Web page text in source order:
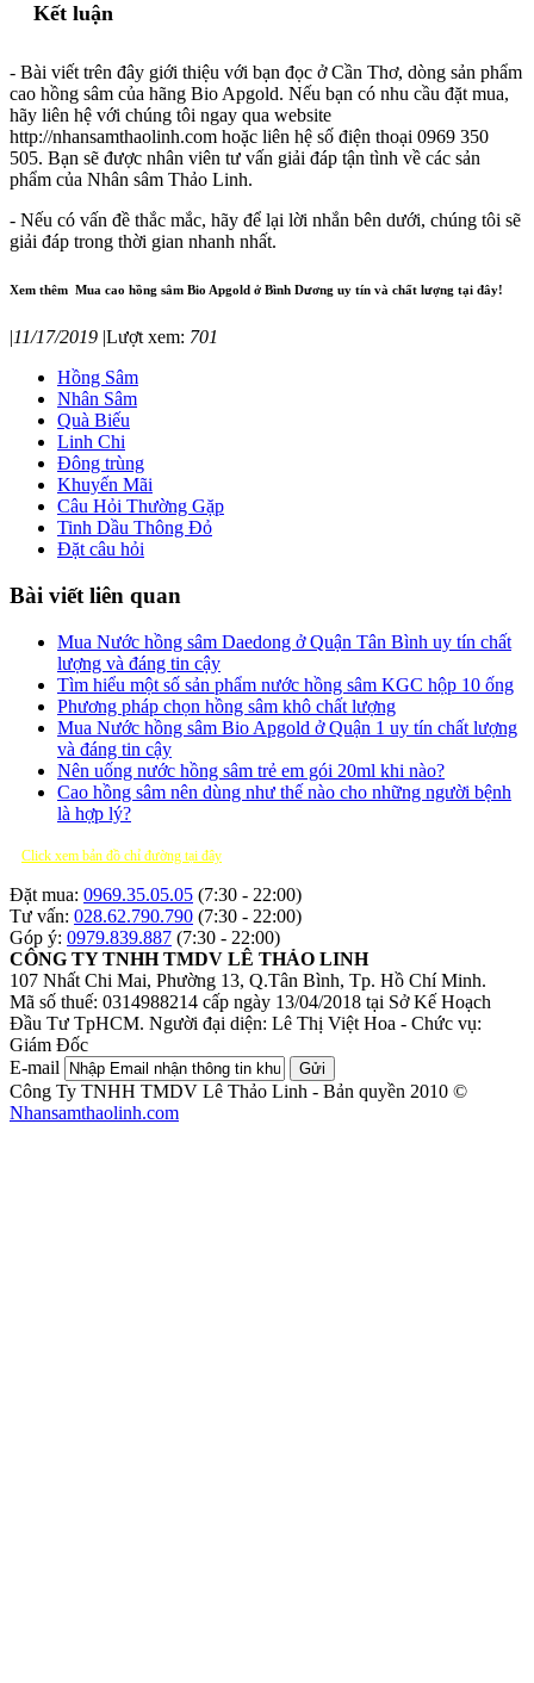
Kết luận
- Bài viết trên đây giới thiệu với bạn đọc ở Cần Thơ, dòng sản phẩm
cao hồng sâm của hãng Bio Apgold. Nếu bạn có nhu cầu đặt mua,
hãy liên hệ với chúng tôi ngay qua website
http://nhansamthaolinh.com hoặc liên hệ số điện thoại 0969 350
505. Bạn sẽ được nhân viên tư vấn giải đáp tận tình về các sản
phẩm của Nhân sâm Thảo Linh.
- Nếu có vấn đề thắc mắc, hãy để lại lời nhắn bên dưới, chúng tôi sẽ
giải đáp trong thời gian nhanh nhất.
Xem thêm Mua cao hồng sâm Bio Apgold ở Bình Dương uy tín và chất lượng tại đây!
|11/17/2019 |Lượt xem: 701
Hồng Sâm
Nhân Sâm
Quà Biếu
Linh Chi
Đông trùng
Khuyến Mãi
Câu Hỏi Thường Gặp
Tinh Dầu Thông Đỏ
Đặt câu hỏi
Bài viết liên quan
Mua Nước hồng sâm Daedong ở Quận Tân Bình uy tín chất
lượng và đáng tin cậy
Tìm hiểu một số sản phẩm nước hồng sâm KGC hộp 10 ống
Phương pháp chọn hồng sâm khô chất lượng
Mua Nước hồng sâm Bio Apgold ở Quận 1 uy tín chất lượng
và đáng tin cậy
Nên uống nước hồng sâm trẻ em gói 20ml khi nào?
Cao hồng sâm nên dùng như thế nào cho những người bệnh
là hợp lý?
Click xem bản đồ chỉ đường tại đây
Đặt mua: 0969.35.05.05 (7:30 - 22:00)
Tư vấn: 028.62.790.790 (7:30 - 22:00)
Góp ý: 0979.839.887 (7:30 - 22:00)
CÔNG TY TNHH TMDV LÊ THẢO LINH
107 Nhất Chi Mai, Phường 13, Q.Tân Bình, Tp. Hồ Chí Minh.
Mã số thuế: 0314988214 cấp ngày 13/04/2018 tại Sở Kế Hoạch
Đầu Tư TpHCM. Người đại diện: Lê Thị Việt Hoa - Chức vụ:
Giám Đốc
E-mail
Gửi
Công Ty TNHH TMDV Lê Thảo Linh - Bản quyền 2010 ©
Nhansamthaolinh.com